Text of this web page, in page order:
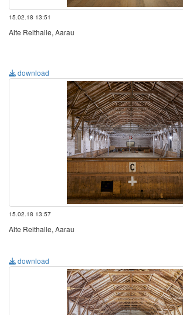
15.02.18 13:51
Alte Reithalle, Aarau
download
15.02.18 13:57
Alte Reithalle, Aarau
download